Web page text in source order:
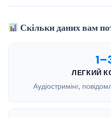
Скільки даних вам
ЛЕГКИЙ
Аудіостримінг,